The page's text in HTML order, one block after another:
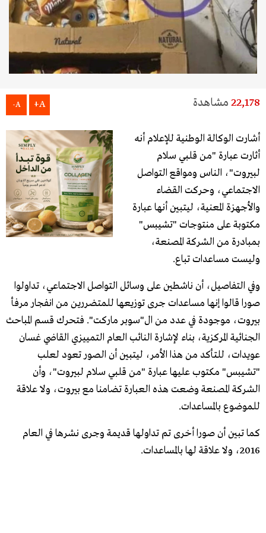
22,178 مشاهدة A+
A-
أشارت الوكالة الوطنية للإعلام أنه
أثارت عبارة "من قلبي سلام
لبيروت"، الناس ومواقع التواصل
الاجتماعي، وحركت القضاء
والأجهزة المعنية، ليتبين أنها عبارة
مكتوبة على منتوجات "تشيبس"
بمبادرة من الشركة المصنعة،
وليست مساعدات تباع.
وفي التفاصيل، أن ناشطين على وسائل التواصل الاجتماعي، تداولوا
صورا قالوا إنها مساعدات جرى توزيعها للمتضررين من انفجار مرفأ
بيروت، موجودة في عدد من ال"سوبر ماركت". فتحرك قسم المباحث
الجنائية المركزية، بناء لإشارة النائب العام التمييزي القاضي غسان
عويدات، للتأكد من هذا الأمر، ليتبين أن الصور تعود لعلب
"تشيبس" مكتوب عليها عبارة "من قلبي سلام لبيروت"، وأن
الشركة المصنعة وضعت هذه العبارة تضامنا مع بيروت، ولا علاقة
للموضوع بالمساعدات.
كما تبين أن صورا أخرى تم تداولها قديمة وجرى نشرها في العام
2016، ولا علاقة لها بالمساعدات.